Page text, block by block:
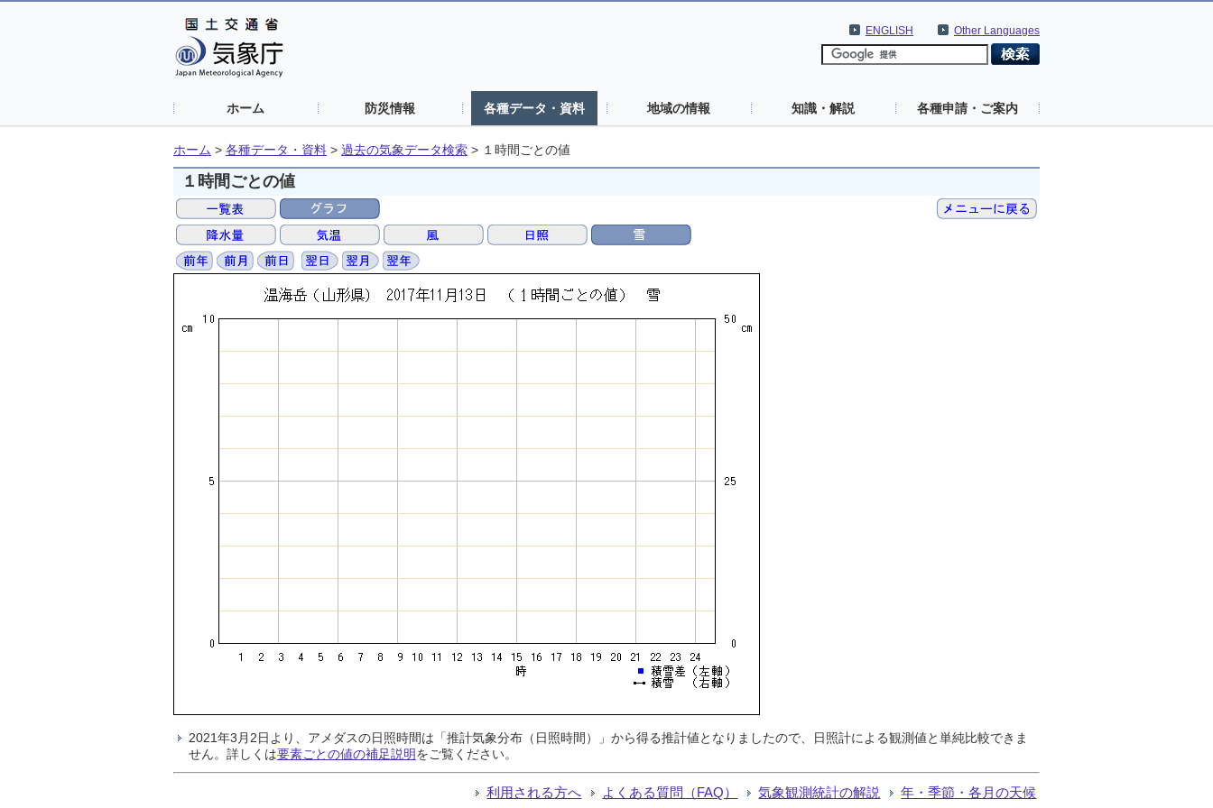
Other Languages
ENGLISH
ホーム 防災情報 各種データ・資料 地域の情報 知識・解説 各種申請・ご案内
ホーム > 各種データ・資料 > 過去の気象データ検索 > １時間ごとの値
１時間ごとの値
2021年3月2日より、アメダスの日照時間は「推計気象分布（日照時間）」から得る推計値となりましたので、日照計による観測値と単純比較できま
せん。詳しくは要素ごとの値の補足説明をご覧ください。
利用される方へ よくある質問（FAQ） 気象観測統計の解説 年・季節・各月の天候